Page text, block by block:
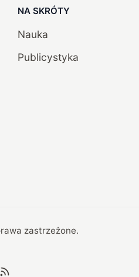
NA SKRÓTY
Nauka
Publicystyka
zastrzeżone.